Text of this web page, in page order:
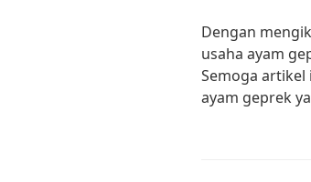
Dengan
usaha ayam
Semoga
ayam geprek